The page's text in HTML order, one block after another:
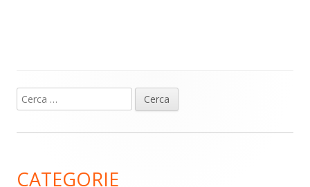
Barra
laterale
Ricerca
per:
CATEGORIE